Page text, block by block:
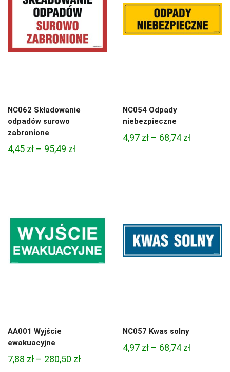
NC062 Składowanie
odpadów surowo
zabronione
4,45 zł – 95,49 złZakres
95,49 zł
NC054 Odpady
niebezpieczne
4,97 zł – 68,74 złZakres
AA001 Wyjście
ewakuacyjne
7,88 zł – 280,50 złZakres
NC057 Kwas solny
4,97 zł – 68,74 złZakres